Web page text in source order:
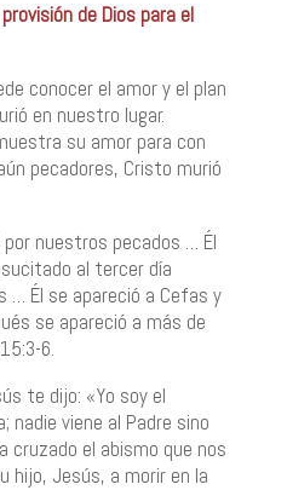
de Dios para el
conocer el amor y el plan
en nuestro lugar.
su amor para con
pecadores, Cristo murió
nuestros pecados … Él
al tercer día
Él se apareció a Cefas y
se apareció a más de
6.
te dijo: «Yo soy el
nadie viene al Padre sino
cruzado el abismo que nos
hijo, Jesús, a morir en la